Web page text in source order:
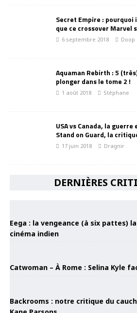
Secret Empire : pourquoi
que ce crossover
6 septembre 2018 Doop
Aquaman Rebirth : 5
plonger dans le tome 2 !
1 août 2018 Stéphane
USA vs Canada, la
Stand on Guard, la
17 juin 2018 Dragnir
DERNIÈRES
Eega : la vengeance (à six pattes)
cinéma indien
Catwoman – À Rome : Selina Kyle
Backrooms : notre critique du